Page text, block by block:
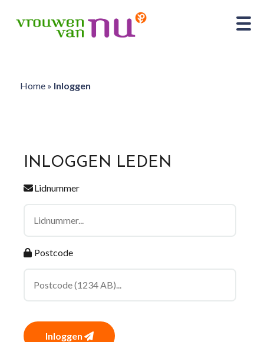
Home» Inloggen
INLOGGEN LEDEN
Lidnummer
Postcode
Inloggen